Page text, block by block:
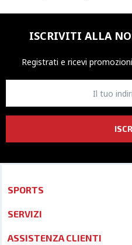
ISCRIVITI ALLA
Registrati e ricevi promozioni
SPORTS
SERVIZI
ASSISTENZA CLIENTI